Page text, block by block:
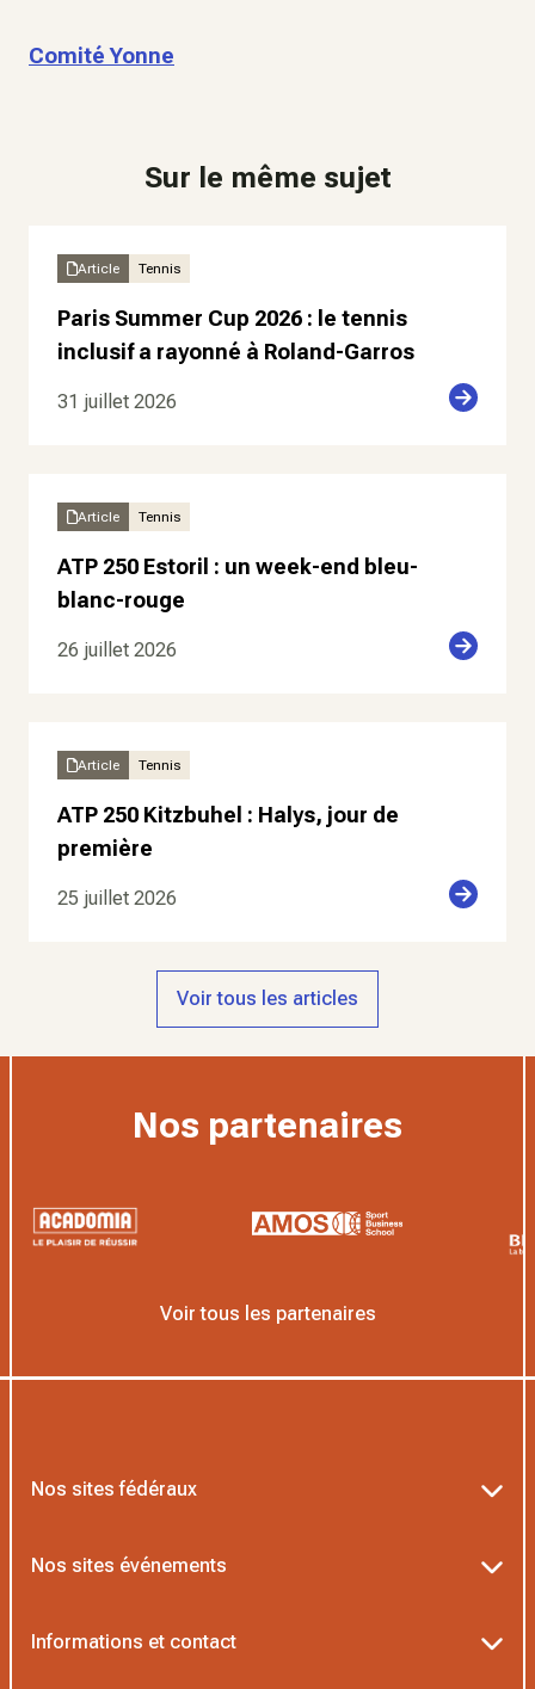
Comité Yonne
Sur le même sujet
Article Tennis
Paris Summer Cup 2026 : le tennis
inclusif a rayonné à Roland-Garros
31 juillet 2026
Article Tennis
ATP 250 Estoril : un week-end bleu-
blanc-rouge
26 juillet 2026
Article Tennis
ATP 250 Kitzbuhel : Halys, jour de
première
25 juillet 2026
Voir tous les articles
Nos partenaires
Voir tous les partenaires
Nos sites fédéraux
Nos sites événements
Informations et contact